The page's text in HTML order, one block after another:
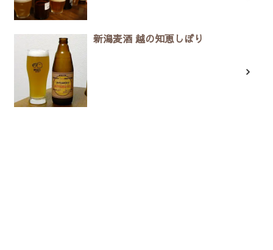
新潟麦酒 越の知恵しぼり